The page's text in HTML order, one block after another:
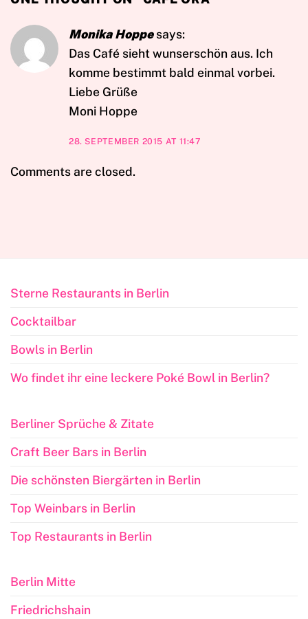
Monika Hoppe says:
Das Café sieht wunserschön aus. Ich
komme bestimmt bald einmal vorbei.
Liebe Grüße
Moni Hoppe
28. SEPTEMBER 2015 AT 11:47
Comments are closed.
Sterne Restaurants in Berlin
Cocktailbar
Bowls in Berlin
Wo findet ihr eine leckere Poké Bowl in Berlin?
Berliner Sprüche & Zitate
Craft Beer Bars in Berlin
Die schönsten Biergärten in Berlin
Top Weinbars in Berlin
Top Restaurants in Berlin
Berlin Mitte
Friedrichshain